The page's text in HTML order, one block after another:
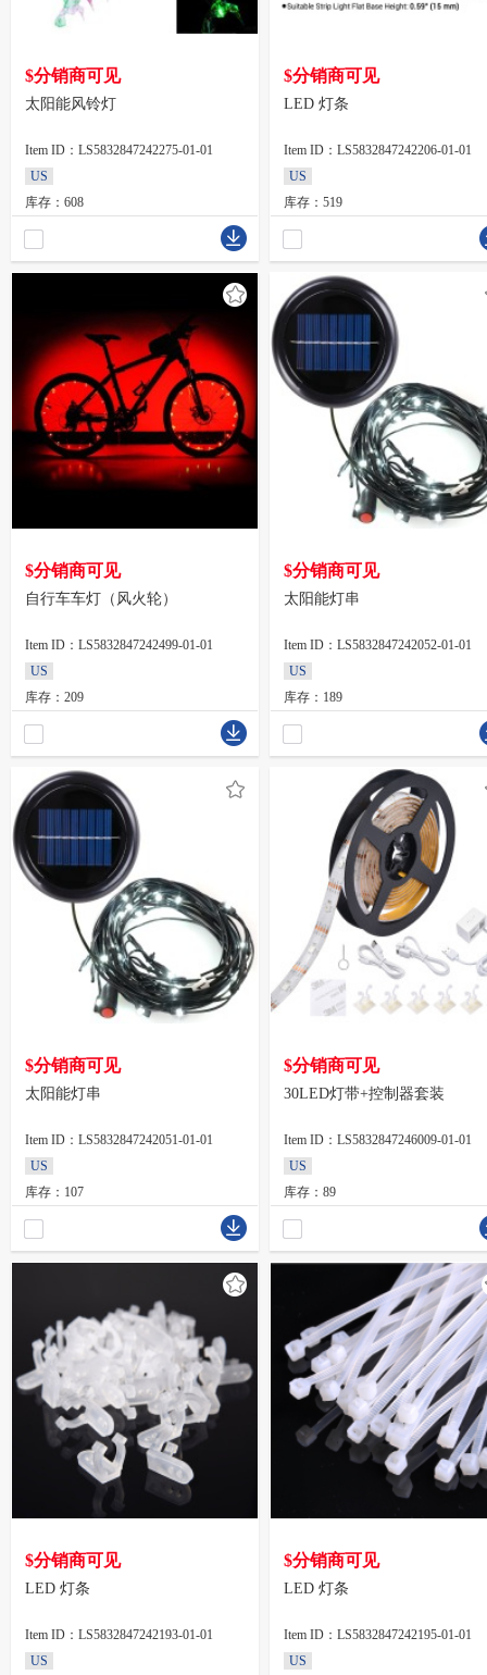
$分销商可见
太阳能风铃灯
Item ID：LS5832847242275-01-01
US
库存：608
$分销商可见
LED 灯条
Item ID：LS5832847242206-01-01
US
库存：519
$分销商可见
自行车车灯（风火轮）
Item ID：LS5832847242499-01-01
US
库存：209
$分销商可见
太阳能灯串
Item ID：LS5832847242052-01-01
US
库存：189
$分销商可见
太阳能灯串
Item ID：LS5832847242051-01-01
US
库存：107
$分销商可见
30LED灯带+控制器套装
Item ID：LS5832847246009-01-01
US
库存：89
$分销商可见
LED 灯条
Item ID：LS5832847242193-01-01
US
$分销商可见
LED 灯条
Item ID：LS5832847242195-01-01
US